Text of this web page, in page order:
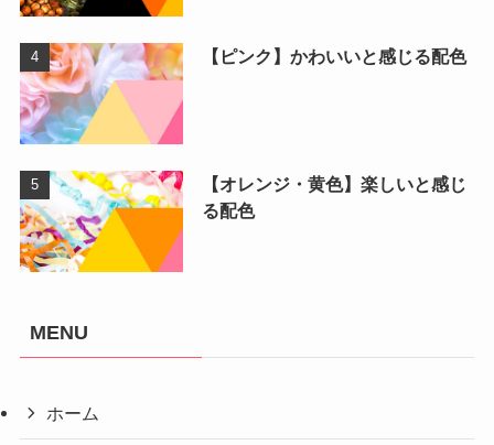
【ピンク】かわいいと感じる配色
【オレンジ・黄色】楽しいと感じ
る配色
MENU
ホーム